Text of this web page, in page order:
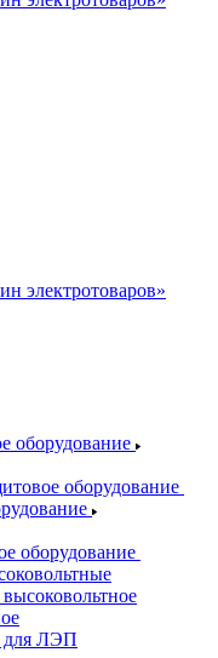
оборудование
оборудование
оборудование
для ЛЭП